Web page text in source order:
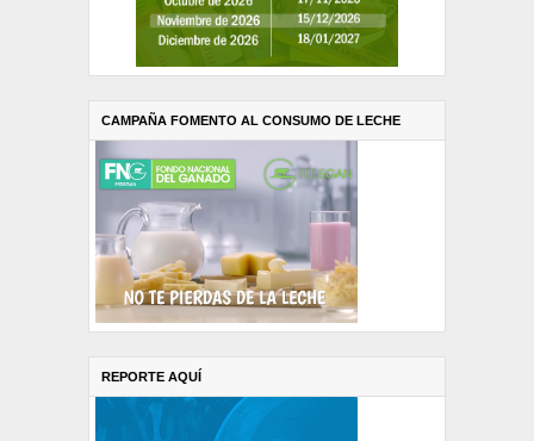
CAMPAÑA FOMENTO AL CONSUMO DE LECHE
REPORTE AQUÍ